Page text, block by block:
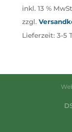
inkl. 13 %
zzgl.
Lieferzeit: 3-5